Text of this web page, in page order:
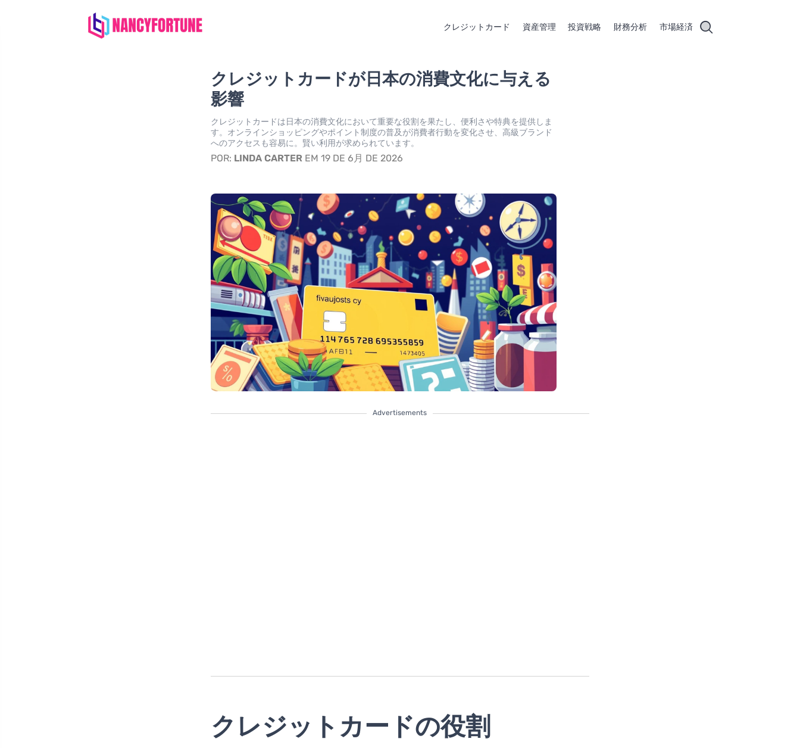
クレジットカード 資産管理 投資戦略 財務分析 市場経済
クレジットカードが日本の消費文化に与える
影響
クレジットカードは日本の消費文化において重要な役割を果たし、便利さや特典を提供しま
す。オンラインショッピングやポイント制度の普及が消費者行動を変化させ、高級ブランド
へのアクセスも容易に。賢い利用が求められています。
POR: LINDA CARTER EM 19 DE 6月 DE 2026
Advertisements
クレジットカードの役割